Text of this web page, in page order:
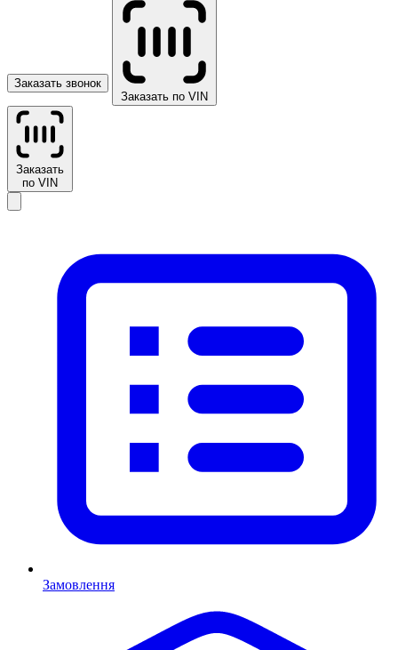
Заказать звонок
Заказать по VIN
Заказать
по VIN
Замовлення